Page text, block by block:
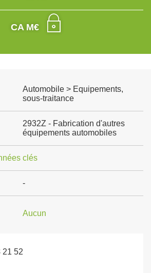
CA M€
Automobile > Equipements,
sous-traitance
2932Z - Fabrication d'autres
équipements automobiles
clés
-
Aucun
21 52